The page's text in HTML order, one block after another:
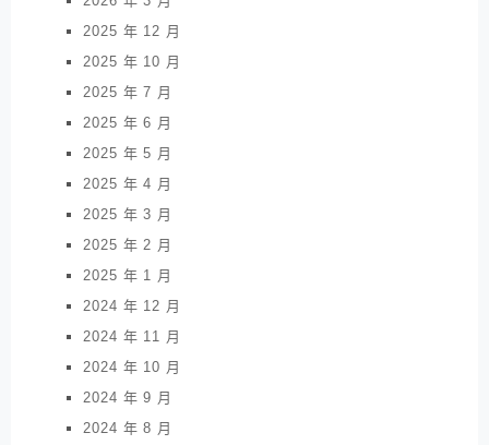
2025 年 12 月
2025 年 10 月
2025 年 7 月
2025 年 6 月
2025 年 5 月
2025 年 4 月
2025 年 3 月
2025 年 2 月
2025 年 1 月
2024 年 12 月
2024 年 11 月
2024 年 10 月
2024 年 9 月
2024 年 8 月